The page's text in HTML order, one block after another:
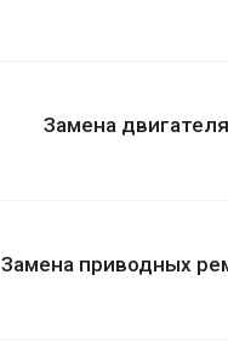
Замена двигателя
Замена приводных